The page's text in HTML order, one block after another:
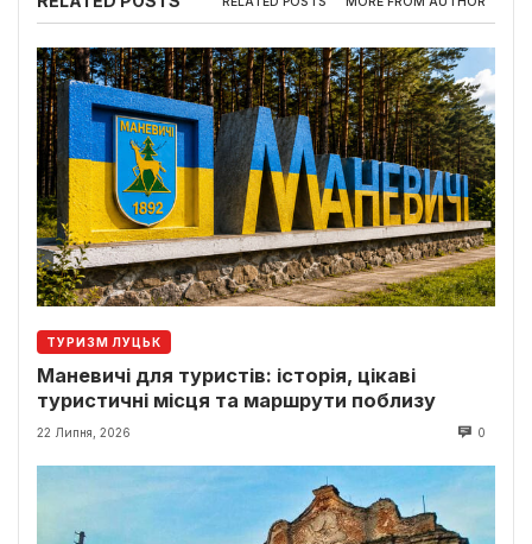
ТУРИЗМ ЛУЦЬК
Маневичі для туристів: історія, цікаві
туристичні місця та маршрути поблизу
22 Липня, 2026 0